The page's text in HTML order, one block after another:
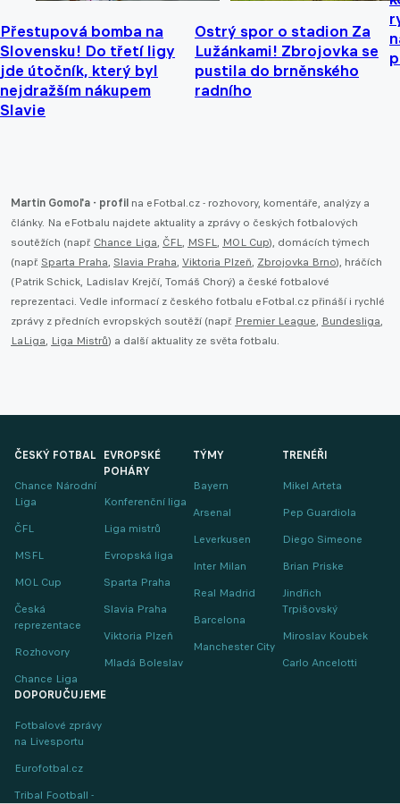
Přestupová bomba na
Slovensku! Do třetí ligy
jde útočník, který byl
nejdražším nákupem
Slavie
Ostrý spor o stadion Za
Lužánkami! Zbrojovka se
pustila do brněnského
radního
Martin Gomoľa - profil na eFotbal.cz - rozhovory, komentáře, analýzy a
články. Na eFotbalu najdete aktuality a zprávy o českých fotbalových
soutěžích (např. Chance Liga, ČFL, MSFL, MOL Cup), domácích týmech
(např. Sparta Praha, Slavia Praha, Viktoria Plzeň, Zbrojovka Brno), hráčích
(Patrik Schick, Ladislav Krejčí, Tomáš Chorý) a české fotbalové
reprezentaci. Vedle informací z českého fotbalu eFotbal.cz přináší i rychlé
zprávy z předních evropských soutěží (např. Premier League, Bundesliga,
LaLiga, Liga Mistrů) a další aktuality ze světa fotbalu.
ČESKÝ FOTBAL
Chance Národní
Liga
ČFL
MSFL
MOL Cup
Česká
reprezentace
Rozhovory
Chance Liga
EVROPSKÉ
POHÁRY
Konferenční liga
Liga mistrů
Evropská liga
Sparta Praha
Slavia Praha
Viktoria Plzeň
Mladá Boleslav
TÝMY
Bayern
Arsenal
Leverkusen
Inter Milan
Real Madrid
Barcelona
Manchester City
TRENÉŘI
Mikel Arteta
Pep Guardiola
Diego Simeone
Brian Priske
Jindřich
Trpišovský
Miroslav Koubek
Carlo Ancelotti
DOPORUČUJEME
Fotbalové zprávy
na Livesportu
Eurofotbal.cz
Tribal Football -